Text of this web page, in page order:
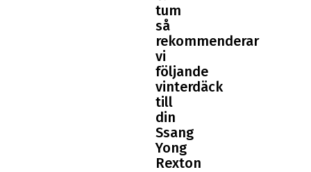
tum
så
rekommenderar
vi
följande
vinterdäck
till
din
Ssang
Yong
Rexton